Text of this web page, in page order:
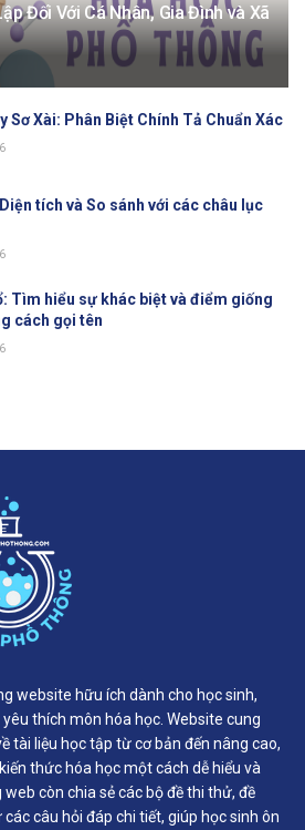
Đối Với Cá Nhân, Gia Đình và Xã
Sơ Xài: Phân Biệt Chính Tả Chuẩn Xác
tích và So sánh với các châu lục
Tìm hiểu sự khác biệt và điểm giống
cách gọi tên
website hữu ích dành cho học sinh,
thích môn hóa học. Website cung
tài liệu học tập từ cơ bản đến nâng cao,
thức hóa học một cách dễ hiểu và
còn chia sẻ các bộ đề thi thử, đề
câu hỏi đáp chi tiết, giúp học sinh ôn